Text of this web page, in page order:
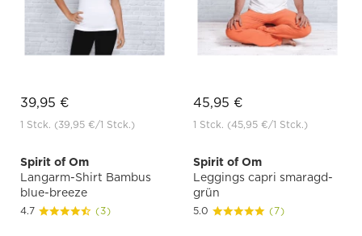
39,95 €
1 Stck. (39,95 €/1 Stck.)
45,95 €
1 Stck. (45,95 €/1 Stck.)
Spirit of Om
Langarm-Shirt Bambus
blue-breeze
4.7 (3)
Spirit of Om
Leggings capri smaragd-
grün
5.0 (7)